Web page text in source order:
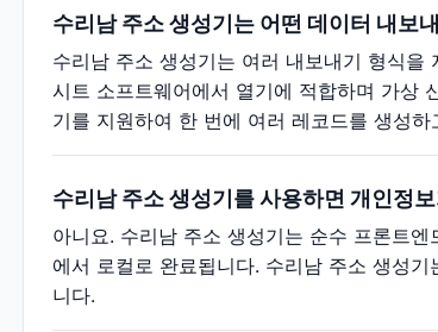
수리남 주소 생성기는 어떤 데이터 내보
수리남 주소 생성기는 여러 내보내기 형식
시트 소프트웨어에서 열기에 적합하며 가상
기를 지원하여 한 번에 여러 레코드를 생성
수리남 주소 생성기를 사용하면 개인정
아니요. 수리남 주소 생성기는 순수 프론트
에서 로컬로 완료됩니다. 수리남 주소 생성
니다.